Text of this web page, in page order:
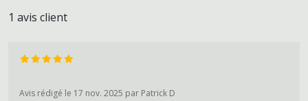
1 avis client
Avis rédigé le 17 nov. 2025 par Patrick D